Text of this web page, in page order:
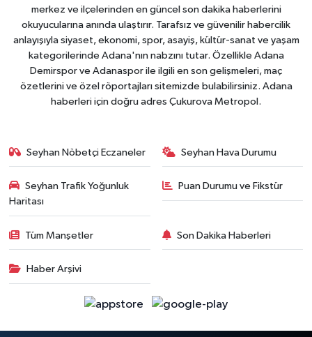
merkez ve ilçelerinden en güncel son dakika haberlerini
okuyucularına anında ulaştırır. Tarafsız ve güvenilir habercilik
anlayışıyla siyaset, ekonomi, spor, asayiş, kültür-sanat ve yaşam
kategorilerinde Adana'nın nabzını tutar. Özellikle Adana
Demirspor ve Adanaspor ile ilgili en son gelişmeleri, maç
özetlerini ve özel röportajları sitemizde bulabilirsiniz. Adana
haberleri için doğru adres Çukurova Metropol.
Seyhan Nöbetçi Eczaneler Seyhan Hava Durumu
Seyhan Trafik Yoğunluk
Haritası
Puan Durumu ve Fikstür
Tüm Manşetler Son Dakika Haberleri
Haber Arşivi